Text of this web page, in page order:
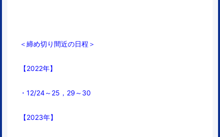
＜締め切り間近の日程＞
【2022年】
・12/24～25，29～30
【2023年】